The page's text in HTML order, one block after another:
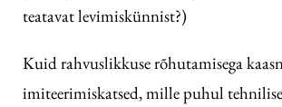
teatavat levimiskünnist?)
Kuid rahvuslikkuse rõhutamisega
imiteerimiskatsed, mille puhul